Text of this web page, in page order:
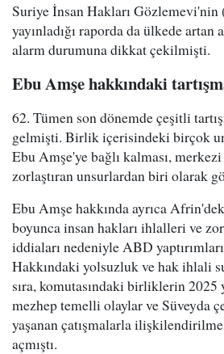
Suriye İnsan Hakları
yayınladığı raporda da ülkede
alarm durumuna dikkat çekilmişti.
Ebu Amşe hakkındaki
62. Tümen son dönemde çeşitli
gelmişti. Birlik içerisindeki birçok
Ebu Amşe'ye bağlı kalması,
zorlaştıran unsurlardan biri olarak
Ebu Amşe hakkında ayrıca
boyunca insan hakları ihlalleri ve
iddiaları nedeniyle ABD
Hakkındaki yolsuzluk ve hak ihlali
sıra, komutasındaki birliklerin 2025
mezhep temelli olaylar ve Süveyda
yaşanan çatışmalarla
açmıştı.